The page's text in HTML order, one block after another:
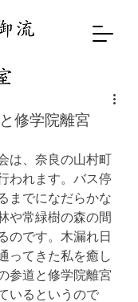
修学院離宮
は、奈良の山村町
われます。バス停
までになだらかな
や常緑樹の森の間
のです。木漏れ日
ってきた私を癒し
参道と修学院離宮
いるというので